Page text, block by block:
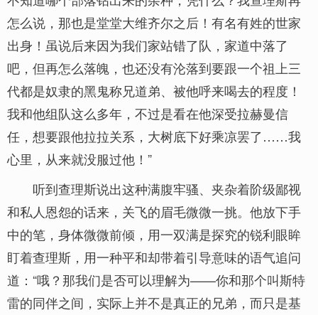
怎么说，那也是堂堂大维齐尔之后！有名有姓的世家
出身！虽说后来因为我们家站错了队，家道中落了
吧，但再怎么落魄，也还没有沦落到要跟一个祖上三
代都是奴隶的黑鬼称兄道弟、被他呼来喝去的程度！
我和他组队这么多年，不过是看在他深受拉赫曼信
任，想要跟他拉拉关系，大树底下好乘凉罢了……我
心里，从来就没服过他！”
听到查理斯说出这种满腹牢骚、夹杂着阶级鄙视
和私人恩怨的话来，关飞的眉毛微微一挑。他放下手
中的笔，身体微微前倾，用一双满是探究的锐利眼眸
盯着查理斯，用一种平和却带着引导意味的语气追问
道：“哦？那我们是否可以理解为——你和那个叫斯特
雷的同伴之间，实际上并不是真正的兄弟，而只是基